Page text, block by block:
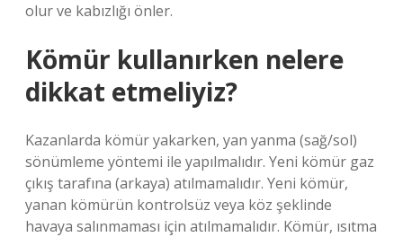
olur ve kabızlığı önler.
Kömür kullanırken nelere
dikkat etmeliyiz?
Kazanlarda kömür yakarken, yan yanma (sağ/sol)
sönümleme yöntemi ile yapılmalıdır. Yeni kömür gaz
çıkış tarafına (arkaya) atılmamalıdır. Yeni kömür,
yanan kömürün kontrolsüz veya köz şeklinde
havaya salınmaması için atılmamalıdır. Kömür, ısıtma